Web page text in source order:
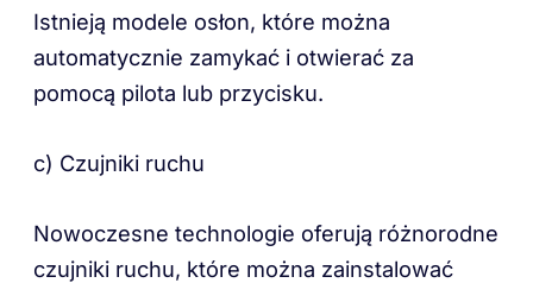
Istnieją modele osłon, które można
automatycznie zamykać i otwierać za
pomocą pilota lub przycisku.
c) Czujniki ruchu
Nowoczesne technologie oferują różnorodne
czujniki ruchu, które można zainstalować